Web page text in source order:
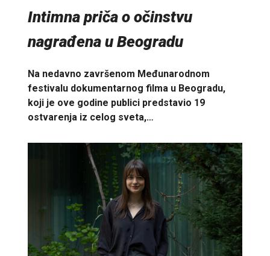
Intimna priča o očinstvu
nagrađena u Beogradu
Na nedavno završenom Međunarodnom
festivalu dokumentarnog filma u Beogradu,
koji je ove godine publici predstavio 19
ostvarenja iz celog sveta,…